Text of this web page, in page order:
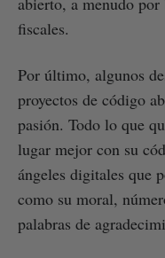
fiscales.
Por último, algunos
proyectos de código
pasión. Todo lo que
lugar mejor con su
ángeles digitales que
como su moral,
palabras de